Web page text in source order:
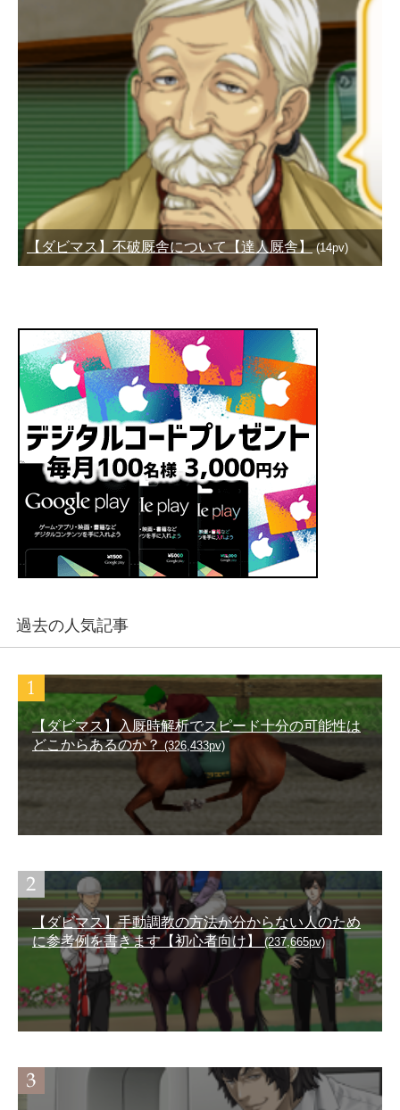
【ダビマス】不破厩舎について【達人厩舎】(14pv)
過去の人気記事
【ダビマス】入厩時解析でスピード十分の可能性は
どこからあるのか？ (326,433pv)
【ダビマス】手動調教の方法が分からない人のため
に参考例を書きます【初心者向け】
(237,665pv)